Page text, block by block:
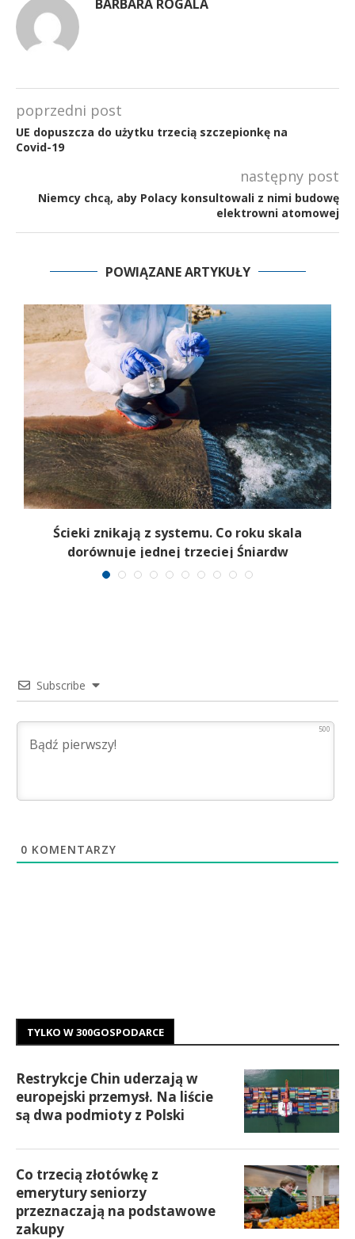
BARBARA ROGALA
poprzedni post
UE dopuszcza do użytku trzecią szczepionkę na
Covid-19
następny post
Niemcy chcą, aby Polacy konsultowali z nimi budowę
elektrowni atomowej
POWIĄZANE ARTYKUŁY
Ścieki znikają z systemu. Co roku skala
dorównuje jednej trzeciej Śniardw
Subscribe
500
0 KOMENTARZY
TYLKO W 300GOSPODARCE
Restrykcje Chin uderzają w
europejski przemysł. Na liście
są dwa podmioty z Polski
Co trzecią złotówkę z
emerytury seniorzy
przeznaczają na podstawowe
zakupy